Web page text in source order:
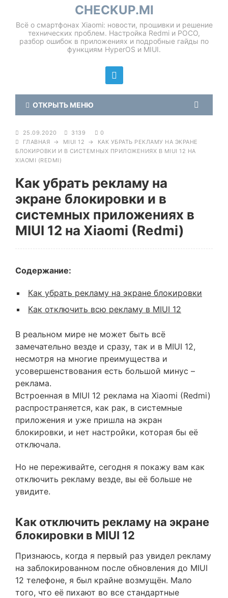
CHECKUP.MI
Всё о смартфонах Xiaomi: новости, прошивки и решение
технических проблем. Настройка Redmi и POCO,
разбор ошибок в приложениях и подробные гайды по
функциям HyperOS и MIUI.
ОТКРЫТЬ МЕНЮ
25.09.2020 3139
0
ГЛАВНАЯ → MIUI 12 →
КАК УБРАТЬ РЕКЛАМУ НА ЭКРАНЕ
БЛОКИРОВКИ И В СИСТЕМНЫХ ПРИЛОЖЕНИЯХ В MIUI 12 НА
XIAOMI (REDMI)
Как убрать рекламу на
экране блокировки и в
системных приложениях в
MIUI 12 на Xiaomi (Redmi)
Содержание:
Как убрать рекламу на экране блокировки
Как отключить всю рекламу в MIUI 12
В реальном мире не может быть всё
замечательно везде и сразу, так и в MIUI 12,
несмотря на многие преимущества и
усовершенствования есть большой минус –
реклама.
Встроенная в MIUI 12 реклама на Xiaomi (Redmi)
распространяется, как рак, в системные
приложения и уже пришла на экран
блокировки, и нет настройки, которая бы её
отключала.
Но не переживайте, сегодня я покажу вам как
отключить рекламу везде, вы её больше не
увидите.
Как отключить рекламу на экране
блокировки в MIUI 12
Признаюсь, когда я первый раз увидел рекламу
на заблокированном после обновления до MIUI
12 телефоне, я был крайне возмущён. Мало
того, что её пихают во все стандартные